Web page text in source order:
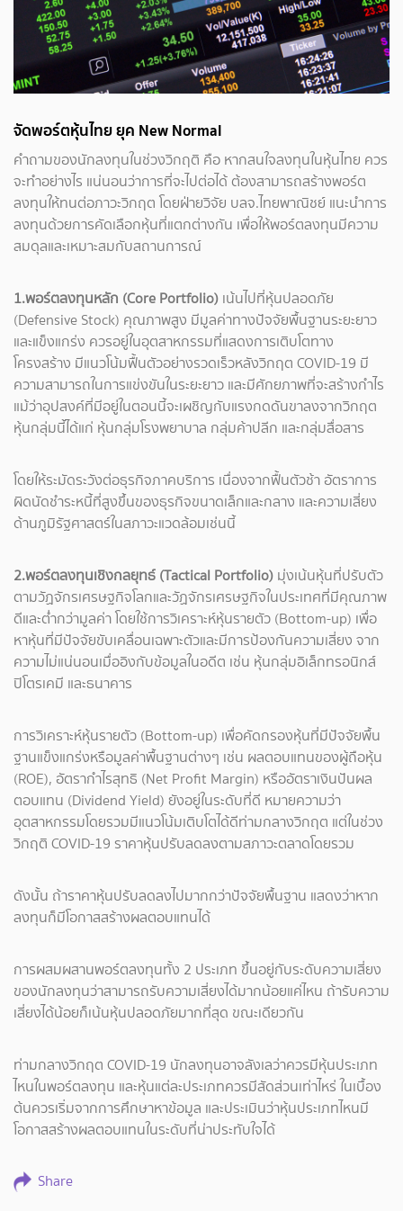
จัดพอร์ตหุ้นไทย ยุค New Normal
คำถามของนักลงทุนในช่วงวิกฤติ คือ หากสนใจลงทุนในหุ้นไทย ควร
จะทำอย่างไร แน่นอนว่าการที่จะไปต่อได้ ต้องสามารถสร้างพอร์ต
ลงทุนให้ทนต่อภาวะวิกฤต โดยฝ่ายวิจัย บลจ.ไทยพาณิชย์ แนะนำการ
ลงทุนด้วยการคัดเลือกหุ้นที่แตกต่างกัน เพื่อให้พอร์ตลงทุนมีความ
สมดุลและเหมาะสมกับสถานการณ์
1.พอร์ตลงทุนหลัก (Core Portfolio) เน้นไปที่หุ้นปลอดภัย
(Defensive Stock) คุณภาพสูง มีมูลค่าทางปัจจัยพื้นฐานระยะยาว
และแข็งแกร่ง ควรอยู่ในอุตสาหกรรมที่แสดงการเติบโตทาง
โครงสร้าง มีแนวโน้มฟื้นตัวอย่างรวดเร็วหลังวิกฤต COVID-19 มี
ความสามารถในการแข่งขันในระยะยาว และมีศักยภาพที่จะสร้างกําไร
แม้ว่าอุปสงค์ที่มีอยู่ในตอนนี้จะเผชิญกับแรงกดดันขาลงจากวิกฤต
หุ้นกลุ่มนี้ได้แก่ หุ้นกลุ่มโรงพยาบาล กลุ่มค้าปลีก และกลุ่มสื่อสาร
โดยให้ระมัดระวังต่อธุรกิจภาคบริการ เนื่องจากฟื้นตัวช้า อัตราการ
ผิดนัดชําระหนี้ที่สูงขึ้นของธุรกิจขนาดเล็กและกลาง และความเสี่ยง
ด้านภูมิรัฐศาสตร์ในสภาวะแวดล้อมเช่นนี้
2.พอร์ตลงทุนเชิงกลยุทธ์ (Tactical Portfolio) มุ่งเน้นหุ้นที่ปรับตัว
ตามวัฏจักรเศรษฐกิจโลกและวัฏจักรเศรษฐกิจในประเทศที่มีคุณภาพ
ดีและตํ่ากว่ามูลค่า โดยใช้การวิเคราะห์หุ้นรายตัว (Bottom-up) เพื่อ
หาหุ้นที่มีปัจจัยขับเคลื่อนเฉพาะตัวและมีการป้องกันความเสี่ยง จาก
ความไม่แน่นอนเมื่ออิงกับข้อมูลในอดีต เช่น หุ้นกลุ่มอิเล็กทรอนิกส์
ปิโตรเคมี และธนาคาร
การวิเคราะห์หุ้นรายตัว (Bottom-up) เพื่อคัดกรองหุ้นที่มีปัจจัยพื้น
ฐานแข็งแกร่งหรือมูลค่าพื้นฐานต่างๆ เช่น ผลตอบแทนของผู้ถือหุ้น
(ROE), อัตรากำไรสุทธิ (Net Profit Margin) หรืออัตราเงินปันผล
ตอบแทน (Dividend Yield) ยังอยู่ในระดับที่ดี หมายความว่า
อุตสาหกรรมโดยรวมมีแนวโน้มเติบโตได้ดีท่ามกลางวิกฤต แต่ในช่วง
วิกฤติ COVID-19 ราคาหุ้นปรับลดลงตามสภาวะตลาดโดยรวม
ดังนั้น ถ้าราคาหุ้นปรับลดลงไปมากกว่าปัจจัยพื้นฐาน แสดงว่าหาก
ลงทุนก็มีโอกาสสร้างผลตอบแทนได้
การผสมผสานพอร์ตลงทุนทั้ง 2 ประเภท ขึ้นอยู่กับระดับความเสี่ยง
ของนักลงทุนว่าสามารถรับความเสี่ยงได้มากน้อยแค่ไหน ถ้ารับความ
เสี่ยงได้น้อยก็เน้นหุ้นปลอดภัยมากที่สุด ขณะเดียวกัน
ท่ามกลางวิกฤต COVID-19 นักลงทุนอาจลังเลว่าควรมีหุ้นประเภท
ไหนในพอร์ตลงทุน และหุ้นแต่ละประเภทควรมีสัดส่วนเท่าไหร่ ในเบื้อง
ต้นควรเริ่มจากการศึกษาหาข้อมูล และประเมินว่าหุ้นประเภทไหนมี
โอกาสสร้างผลตอบแทนในระดับที่น่าประทับใจได้
Share